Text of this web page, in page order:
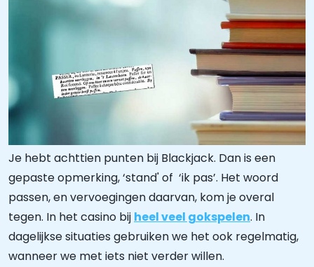
Je hebt achttien punten bij Blackjack. Dan is een
gepaste opmerking, ‘stand' of ‘ik pas’. Het woord
passen, en vervoegingen daarvan, kom je overal
tegen. In het casino bij heel veel gokspelen. In
dagelijkse situaties gebruiken we het ook regelmatig,
wanneer we met iets niet verder willen.